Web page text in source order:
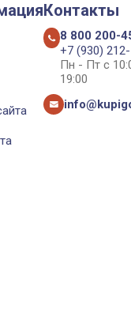
Контакты
8 800 200-
+7 (930)
Пн - Пт с
19:00